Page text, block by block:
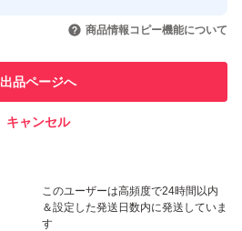
引を完了させた実績があります
での取引実績があります
このユーザーは高頻度で24時間以内
＆設定した発送日数内に発送していま
す
商品情報コピー機能について
出品ページへ
キャンセル